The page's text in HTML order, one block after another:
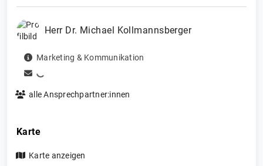
Herr Dr. Michael Kollmannsberger
Marketing & Kommunikation
alle Ansprechpartner:innen
Karte
Karte anzeigen